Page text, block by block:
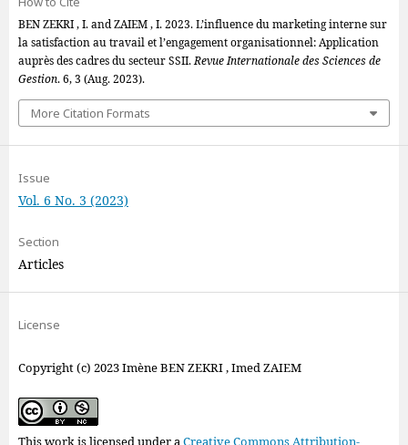
BEN ZEKRI , I. and ZAIEM , I. 2023. L’influence du marketing interne sur
la satisfaction au travail et l’engagement organisationnel: Application
auprès des cadres du secteur SSII.Revue Internationale des Sciences de
Gestion. 6, 3 (Aug. 2023).
More Citation Formats
Issue
Vol. 6 No. 3 (2023)
Section
Articles
License
Copyright (c) 2023 Imène BEN ZEKRI , Imed ZAIEM
This work is licensed under aCreative Commons Attribution-